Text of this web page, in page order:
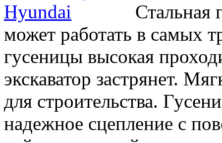
Стальная
может работать в самых
гусеницы высокая
экскаватор застрянет.
для строительства.
надежное сцепление с